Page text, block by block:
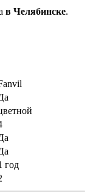
в Челябинске.
год